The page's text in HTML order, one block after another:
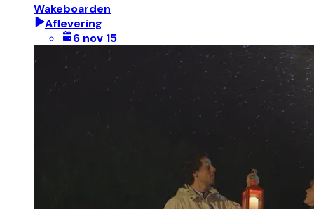
Wakeboarden
Aflevering
6 nov 15